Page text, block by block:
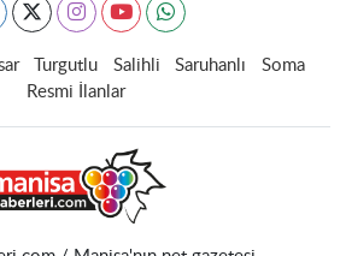
Turgutlu Salihli Saruhanlı
Soma
Resmi İlanlar